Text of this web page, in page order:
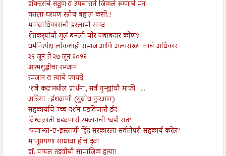
डॉक्टरांचे सद्गुण व उपचाराने जिंकले रूग्णाचे मन
घराला घरपण स्त्रीच बहाल करते..!
मानवाधिकारांची इस्लामी सनद
शेतकर्‍यांची मुलं बनली चोर जबाबदार कोण?
धर्मनिरपेक्ष लोकशाही समाज आणि अल्पसंख्यांकांचे अधिकार
२१ जून ते २७ जून २०१९
आत्मशुद्धीचा रमजान
रमजान व त्याचे फायदे
‘शबे कद्र’मधील प्रार्थना, सर्व गुन्ह्यांची माफी : ...
अन्निसा : ईशवाणी (सुबोध कुरआन)
सहकार्याचे उच्च दर्शन घडविणारी ईद
विश्‍वक्रांती घडवणारी रमजानची ’बडी रात’
‘जमाअत-ए-इस्लामी हिंद सरकारला सर्वतोपरी सहकार्य करेल’
माणूसपणा साधावा हीच दुवा
डॉ. पायल तडवीची सामाजिक हत्या!